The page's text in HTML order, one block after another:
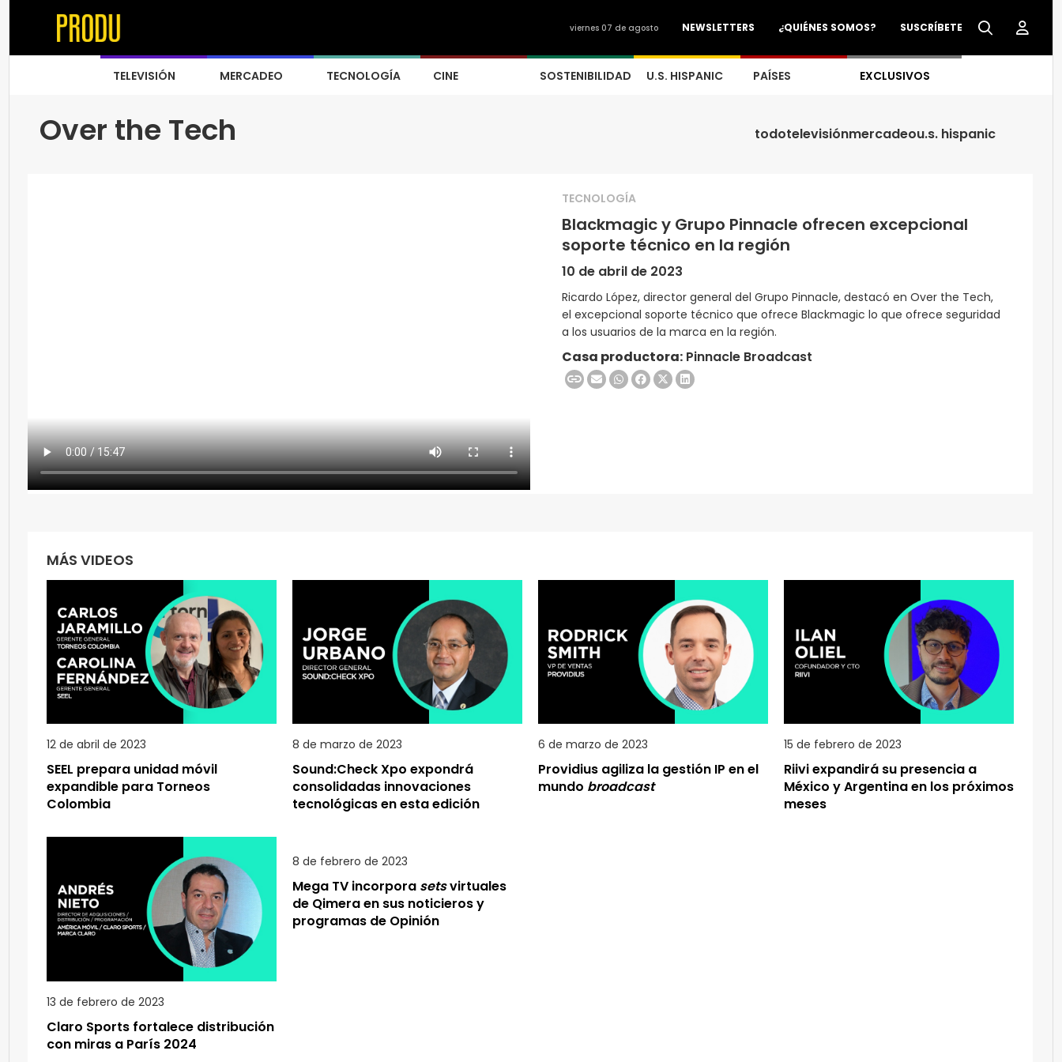
SUSCRÍBETE
¿QUIÉNES SOMOS?
NEWSLETTERS
viernes 07 de agosto
TELEVISIÓN MERCADEO TECNOLOGÍA CINE SOSTENIBILIDAD U.S. HISPANIC PAÍSES EXCLUSIVOS
Over the Tech todotelevisiónmercadeou.s. hispanic
TECNOLOGÍA
Blackmagic y Grupo Pinnacle ofrecen excepcional
soporte técnico en la región
10 de abril de 2023
Ricardo López, director general del Grupo Pinnacle, destacó en Over the Tech,
el excepcional soporte técnico que ofrece Blackmagic lo que ofrece seguridad
a los usuarios de la marca en la región.
Casa productora: Pinnacle Broadcast
MÁS VIDEOS
12 de abril de 2023
SEEL prepara unidad móvil
expandible para Torneos
Colombia
8 de marzo de 2023
Sound:Check Xpo expondrá
consolidadas innovaciones
tecnológicas en esta edición
6 de marzo de 2023
Providius agiliza la gestión IP en el
mundo broadcast
15 de febrero de 2023
Riivi expandirá su presencia a
México y Argentina en los próximos
meses
13 de febrero de 2023
Claro Sports fortalece distribución
con miras a París 2024
8 de febrero de 2023
Mega TV incorpora setsvirtuales
de Qimera en sus noticieros y
programas de Opinión